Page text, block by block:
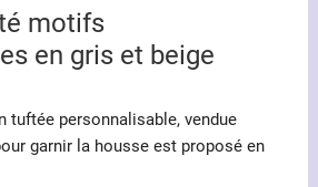
motifs
en gris et beige
tuftée personnalisable, vendue
garnir la housse est proposé en